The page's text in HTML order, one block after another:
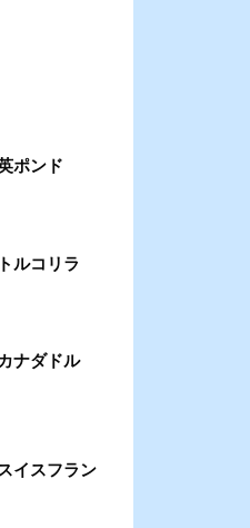
ポンド
ルコリラ
ナダドル
イスフラン